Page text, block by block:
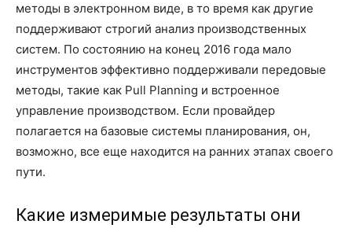
методы в электронном виде, в то время как другие
поддерживают строгий анализ производственных
систем. По состоянию на конец 2016 года мало
инструментов эффективно поддерживали передовые
методы, такие как Pull Planning и встроенное
управление производством. Если провайдер
полагается на базовые системы планирования, он,
возможно, все еще находится на ранних этапах своего
пути.
Какие измеримые результаты они